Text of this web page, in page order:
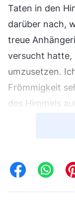
Taten in den
darüber nach,
treue
versucht hatte,
umzusetzen.
Frömmigkeit
des Himmels
nach „Gericht“